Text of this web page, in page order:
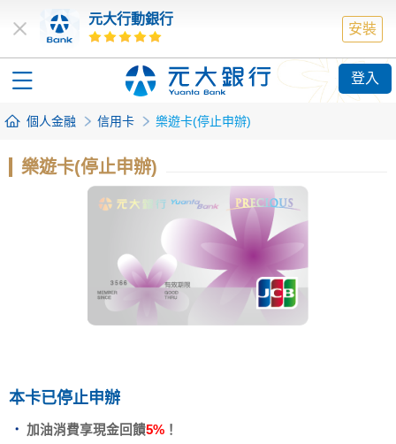
元大行動銀行
安裝
登入
個人金融 信用卡 樂遊卡(停止申辦)
樂遊卡(停止申辦)
本卡已停止申辦
加油消費享現金回饋5% ！